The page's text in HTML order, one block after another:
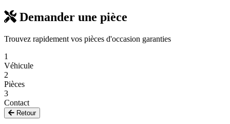
Demander une pièce
Trouvez rapidement vos pièces d'occasion garanties
1
Véhicule
2
Pièces
3
Contact
Retour